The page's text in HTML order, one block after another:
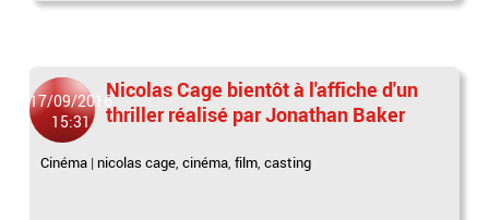
17/09/2016
15:31
Nicolas Cage bientôt à l'affiche d'un
thriller réalisé par Jonathan Baker
Cinéma | nicolas cage,cinéma,film,casting